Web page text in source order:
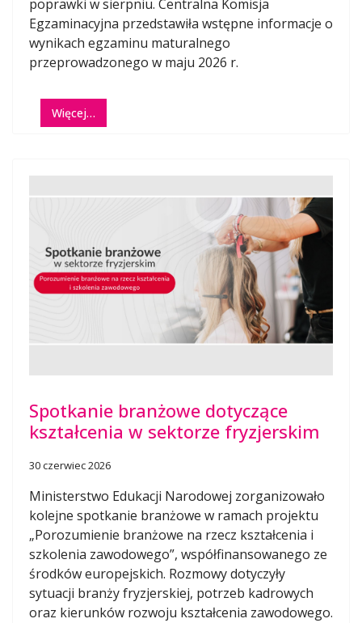
poprawki w sierpniu. Centralna Komisja
Egzaminacyjna przedstawiła wstępne informacje o
wynikach egzaminu maturalnego
przeprowadzonego w maju 2026 r.
Więcej…
Spotkanie branżowe dotyczące
kształcenia w sektorze fryzjerskim
30 czerwiec 2026
Ministerstwo Edukacji Narodowej zorganizowało
kolejne spotkanie branżowe w ramach projektu
„Porozumienie branżowe na rzecz kształcenia i
szkolenia zawodowego”, współfinansowanego ze
środków europejskich. Rozmowy dotyczyły
sytuacji branży fryzjerskiej, potrzeb kadrowych
oraz kierunków rozwoju kształcenia zawodowego.